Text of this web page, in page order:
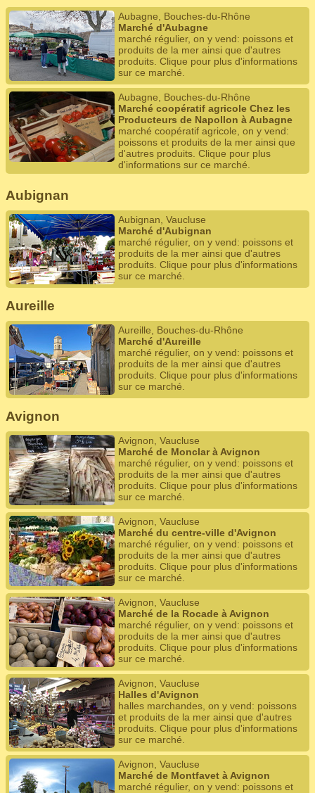
Aubagne, Bouches-du-Rhône
Marché d'Aubagne
marché régulier, on y vend: poissons et
produits de la mer ainsi que d'autres
produits. Clique pour plus d'informations
sur ce marché.
Aubagne, Bouches-du-Rhône
Marché coopératif agricole Chez les
Producteurs de Napollon à Aubagne
marché coopératif agricole, on y vend:
poissons et produits de la mer ainsi que
d'autres produits. Clique pour plus
d'informations sur ce marché.
Aubignan
Aubignan, Vaucluse
Marché d'Aubignan
marché régulier, on y vend: poissons et
produits de la mer ainsi que d'autres
produits. Clique pour plus d'informations
sur ce marché.
Aureille
Aureille, Bouches-du-Rhône
Marché d'Aureille
marché régulier, on y vend: poissons et
produits de la mer ainsi que d'autres
produits. Clique pour plus d'informations
sur ce marché.
Avignon
Avignon, Vaucluse
Marché de Monclar à Avignon
marché régulier, on y vend: poissons et
produits de la mer ainsi que d'autres
produits. Clique pour plus d'informations
sur ce marché.
Avignon, Vaucluse
Marché du centre-ville d'Avignon
marché régulier, on y vend: poissons et
produits de la mer ainsi que d'autres
produits. Clique pour plus d'informations
sur ce marché.
Avignon, Vaucluse
Marché de la Rocade à Avignon
marché régulier, on y vend: poissons et
produits de la mer ainsi que d'autres
produits. Clique pour plus d'informations
sur ce marché.
Avignon, Vaucluse
Halles d'Avignon
halles marchandes, on y vend: poissons
et produits de la mer ainsi que d'autres
produits. Clique pour plus d'informations
sur ce marché.
Avignon, Vaucluse
Marché de Montfavet à Avignon
marché régulier, on y vend: poissons et